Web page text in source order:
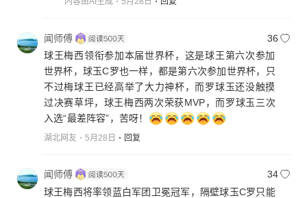
闻师傅
36
球王梅西领衔参加本届世界杯，这是球王第六次参加
世界杯，球玉C罗也一样，都是第六次参加世界杯，只
不过梅球王已经高举了大力神杯，而罗球玉还没触摸
过决赛草坪，球王梅西两次荣获MVP，而罗球玉三次
入选“最差阵容”，苦呀！
湖北网友 5月28日 回复
闻师傅
34
球王梅西将率领蓝白军团卫冕冠军，隔壁球玉C罗只能